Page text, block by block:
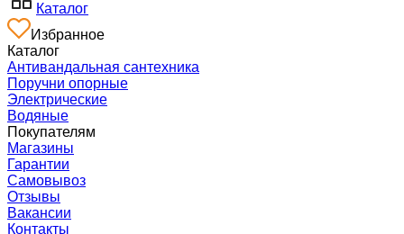
Каталог
Избранное
Каталог
Антивандальная сантехника
Поручни опорные
Электрические
Водяные
Покупателям
Магазины
Гарантии
Самовывоз
Отзывы
Вакансии
Контакты